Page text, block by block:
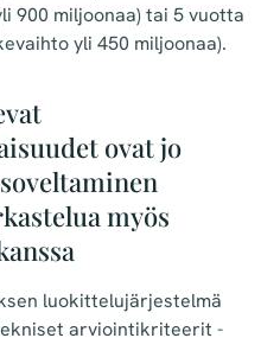
900 miljoonaa) tai 5 vuotta
yli 450 miljoonaa).
ovat jo
myös
luokittelujärjestelmä
arviointikriteerit -